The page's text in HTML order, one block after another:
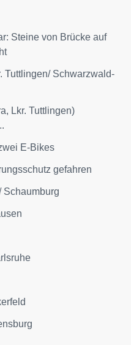
Steine von Brücke auf
Tuttlingen/ Schwarzwald-
Lkr. Tuttlingen)
E-Bikes
gefahren
Schaumburg